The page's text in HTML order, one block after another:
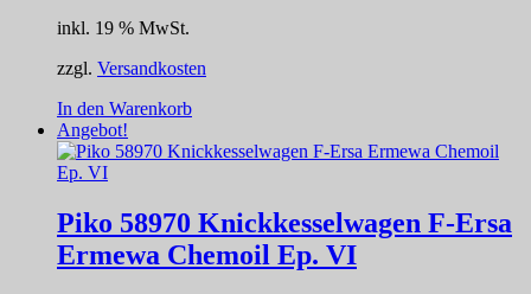
inkl. 19 % MwSt.
zzgl. Versandkosten
In den Warenkorb
Angebot!
Piko 58970 Knickkesselwagen F-Ersa
Ermewa Chemoil Ep. VI